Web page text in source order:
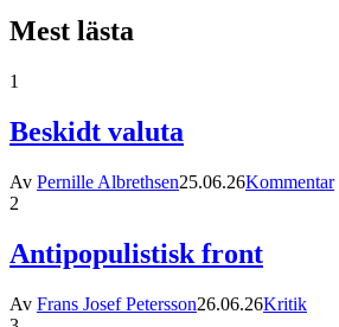
Mest lästa
1
Beskidt valuta
Av Pernille Albrethsen25.06.26Kommentar
2
Antipopulistisk front
Av Frans Josef Petersson26.06.26Kritik